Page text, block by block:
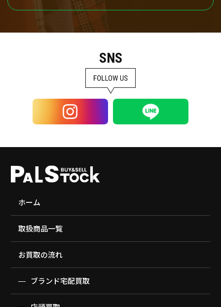
SNS
ホーム
取扱商品一覧
お買取の流れ
ブランド宅配買取